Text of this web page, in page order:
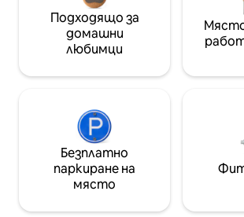
Подходящо за
домашни
любимци
Безплатно
паркиране на
място